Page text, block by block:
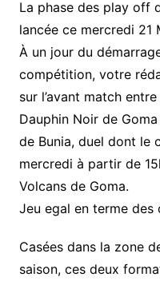
La phase des play off
lancée ce mercredi 21
À un jour du
compétition, votre
sur l’avant match
Dauphin Noir de
de Bunia, duel dont le
mercredi à partir de
Volcans de Goma.
Jeu egal en terme
Casées dans la zone
saison, ces deux